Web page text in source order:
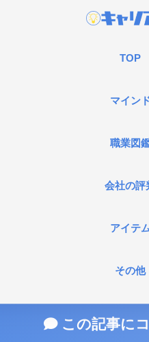
TOP
マイン
職業図
会社の評
アイテ
その他
この記事に